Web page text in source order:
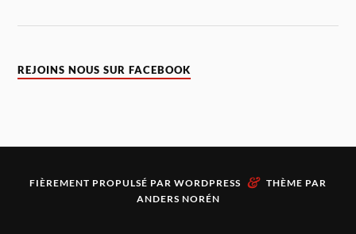
REJOINS NOUS SUR FACEBOOK
FIÈREMENT PROPULSÉ PAR WORDPRESS & THÈME PAR
ANDERS NORÉN